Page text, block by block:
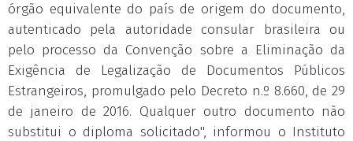
órgão equivalente do país de origem do documento,
autenticado pela autoridade consular brasileira ou
pelo processo da Convenção sobre a Eliminação da
Exigência de Legalização de Documentos Públicos
Estrangeiros, promulgado pelo Decreto n.º 8.660, de 29
de janeiro de 2016. Qualquer outro documento não
substitui o diploma solicitado", informou o Instituto